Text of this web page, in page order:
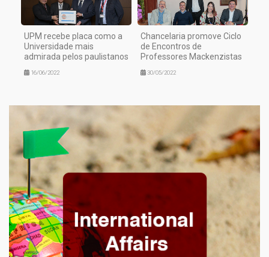
UPM recebe placa como a
Universidade mais
admirada pelos paulistanos
16/06/2022
Chancelaria promove Ciclo
de Encontros de
Professores Mackenzistas
30/05/2022